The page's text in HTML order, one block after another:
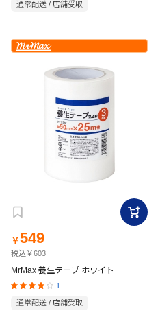
通常配送 / 店舗受取
￥549
税込￥603
MrMax 養生テープ ホワイト
1
通常配送 / 店舗受取